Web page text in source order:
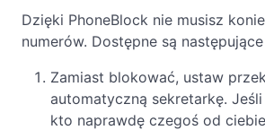
Dzięki PhoneBlock nie musisz
numerów. Dostępne są
Zamiast blokować, ustaw
automatyczną sekretarkę.
kto naprawdę czegoś od